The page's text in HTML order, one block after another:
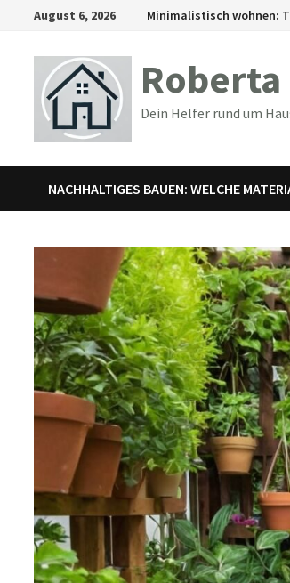
springen
August 6, 2026 Minimalistisch wohnen:
Roberta
Dein Helfer rund um
NACHHALTIGES BAUEN: WELCHE